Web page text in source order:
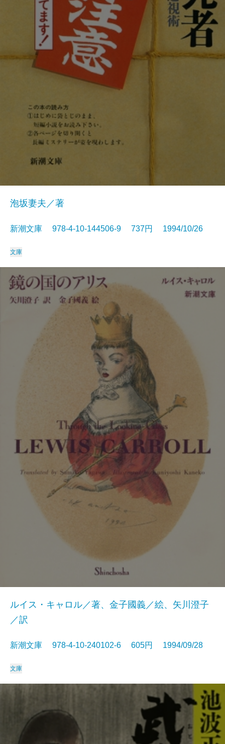
泡坂妻夫／著
新潮文庫 978-4-10-144506-9 737円 1994/10/26
文庫
ルイス・キャロル／著、金子國義／絵、矢川澄子
／訳
新潮文庫 978-4-10-240102-6 605円 1994/09/28
文庫